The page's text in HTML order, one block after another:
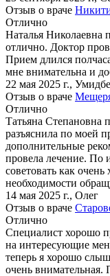
Отзыв о враче
Отлично
Наталья Николаевна
отлично. Доктор
Прием длился
мне внимательна и
22 мая 2025 г.,
Отзыв о враче
Отлично
Татьяна Степановна
разъяснила по моей
дополнительные
провела лечение. По
советовать как
необходимости
14 мая 2025 г., Олег
Отзыв о враче
Отлично
Специалист хорошо
на интересующие
теперь я хорошо
очень внимательная.